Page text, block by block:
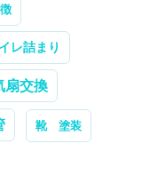
レ詰まり
扇交換
靴 塗装